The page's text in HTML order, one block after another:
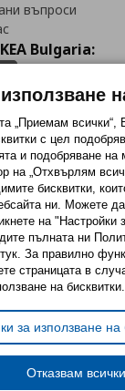
въпроси
Bulgaria:
PinterestInstagram
използване на
за
на ikea.bgОбща
защита на личните
условия на програма
на лични данни
„Приемам всички“,
с цел
и подобряване на
на „Отхвърлям
бисквитки,
ни. Можете да
на "Настройки
пълната ни
За правилно
страницата в
на бисквитки.
за използване на
Отказвам всички